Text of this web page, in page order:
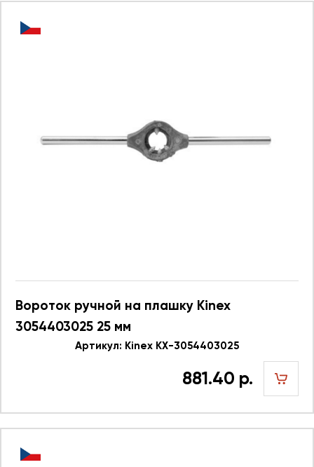
Вороток ручной на плашку Kinex
3054403025 25 мм
Артикул: Kinex KX-3054403025
881.40 р.